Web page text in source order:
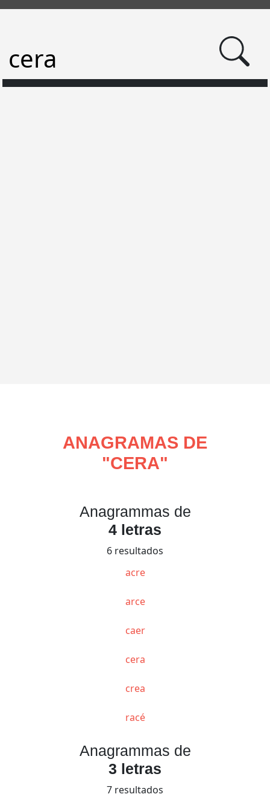
ANAGRAMAS DE
"CERA"
Anagrammas de
4 letras
6 resultados
acre
arce
caer
cera
crea
racé
Anagrammas de
3 letras
7 resultados